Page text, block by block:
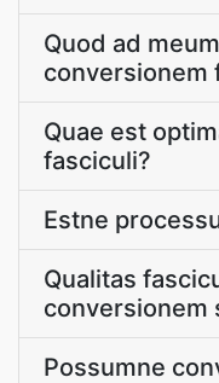
Quod ad
conversionem
Quae est
fasciculi?
Estne
Qualitas
conversionem
Possumne